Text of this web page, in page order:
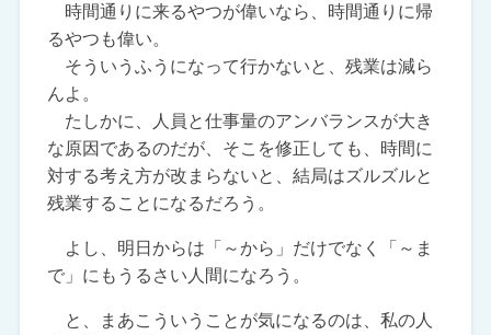
時間通りに来るやつが偉いなら、時間通りに帰
るやつも偉い。
そういうふうになって行かないと、残業は減ら
んよ。
たしかに、人員と仕事量のアンバランスが大き
な原因であるのだが、そこを修正しても、時間に
対する考え方が改まらないと、結局はズルズルと
残業することになるだろう。
よし、明日からは「～から」だけでなく「～ま
で」にもうるさい人間になろう。
と、まあこういうことが気になるのは、私の人